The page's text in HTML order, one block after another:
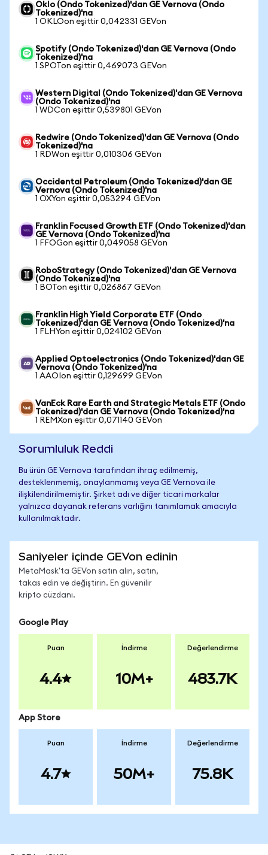
Oklo (Ondo Tokenized)'dan GE Vernova (Ondo
Tokenized)'na
1 OKLOon eşittir 0,042331 GEVon
Spotify (Ondo Tokenized)'dan GE Vernova (Ondo
Tokenized)'na
1 SPOTon eşittir 0,469073 GEVon
Western Digital (Ondo Tokenized)'dan GE Vernova
(Ondo Tokenized)'na
1 WDCon eşittir 0,539801 GEVon
Redwire (Ondo Tokenized)'dan GE Vernova (Ondo
Tokenized)'na
1 RDWon eşittir 0,010306 GEVon
Occidental Petroleum (Ondo Tokenized)'dan GE
Vernova (Ondo Tokenized)'na
1 OXYon eşittir 0,053294 GEVon
Franklin Focused Growth ETF (Ondo Tokenized)'dan
GE Vernova (Ondo Tokenized)'na
1 FFOGon eşittir 0,049058 GEVon
RoboStrategy (Ondo Tokenized)'dan GE Vernova
(Ondo Tokenized)'na
1 BOTon eşittir 0,026867 GEVon
Franklin High Yield Corporate ETF (Ondo
Tokenized)'dan GE Vernova (Ondo Tokenized)'na
1 FLHYon eşittir 0,024102 GEVon
Applied Optoelectronics (Ondo Tokenized)'dan GE
Vernova (Ondo Tokenized)'na
1 AAOIon eşittir 0,129699 GEVon
VanEck Rare Earth and Strategic Metals ETF (Ondo
Tokenized)'dan GE Vernova (Ondo Tokenized)'na
1 REMXon eşittir 0,071140 GEVon
Sorumluluk Reddi
Bu ürün GE Vernova tarafından ihraç edilmemiş,
desteklenmemiş, onaylanmamış veya GE Vernova ile
ilişkilendirilmemiştir. Şirket adı ve diğer ticari markalar
yalnızca dayanak referans varlığını tanımlamak amacıyla
kullanılmaktadır.
Saniyeler içinde GEVon edinin
MetaMask'ta GEVon satın alın, satın,
takas edin ve değiştirin. En güvenilir
kripto cüzdanı.
Google Play
Puan
4.4
İndirme
10M+
Değerlendirme
483.7K
App Store
Puan
4.7
İndirme
50M+
Değerlendirme
75.8K